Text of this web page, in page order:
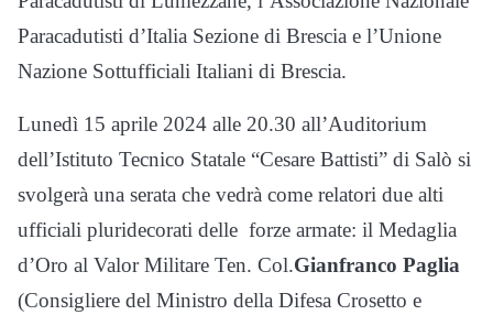
Paracadutisti d’Italia Sezione di Brescia e l’Unione
Nazione Sottufficiali Italiani di Brescia.
Lunedì 15 aprile 2024 alle 20.30 all’Auditorium
dell’Istituto Tecnico Statale “Cesare Battisti” di Salò si
svolgerà una serata che vedrà come relatori due alti
ufficiali pluridecorati delle forze armate: il Medaglia
d’Oro al Valor Militare Ten. Col.Gianfranco Paglia
(Consigliere del Ministro della Difesa Crosetto e